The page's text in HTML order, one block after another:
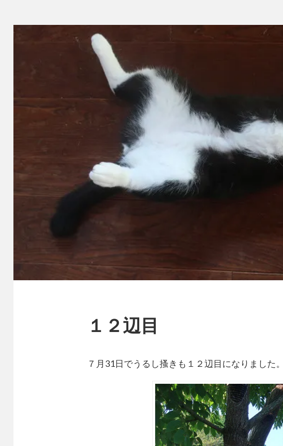
１２辺目
７月31日でうるし搔きも１２辺目になりました